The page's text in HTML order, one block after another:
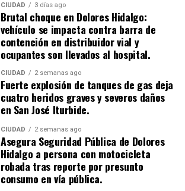
CIUDAD 3 días ago
Brutal choque en Dolores Hidalgo:
vehículo se impacta contra barra de
contención en distribuidor vial y
ocupantes son llevados al hospital.
CIUDAD 2 semanas ago
​Fuerte explosión de tanques de gas deja
cuatro heridos graves y severos daños
en San José Iturbide.
CIUDAD 2 semanas ago
Asegura Seguridad Pública de Dolores
Hidalgo a persona con motocicleta
robada tras reporte por presunto
consumo en vía pública.